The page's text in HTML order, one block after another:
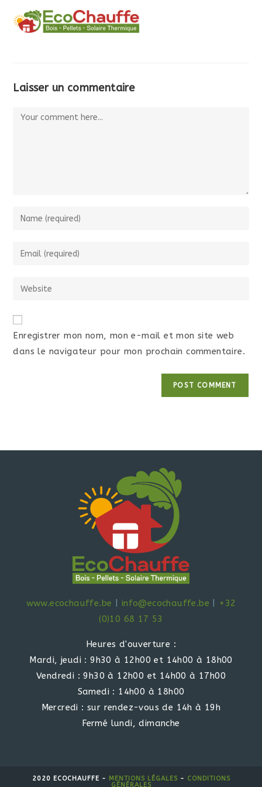
Laisser un commentaire
Enregistrer mon nom, mon e-mail et mon site web
dans le navigateur pour mon prochain commentaire.
www.ecochauffe.be info@ecochauffe.be
+32
(0)10 68 17 53
Heures d'ouverture :
Mardi, jeudi : 9h30 à 12h00 et 14h00 à 18h00
Vendredi : 9h30 à 12h00 et 14h00 à 17h00
Samedi : 14h00 à 18h00
Mercredi : sur rendez-vous de 14h à 19h
Fermé lundi, dimanche
2020 ECOCHAUFFE - MENTIONS LÉGALES- CONDITIONS
GÉNÉRALES